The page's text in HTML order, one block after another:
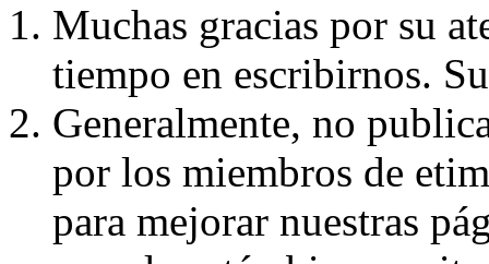
Muchas gracias por su
tiempo en escribirnos.
Generalmente, no
por los miembros de
para mejorar nuestras